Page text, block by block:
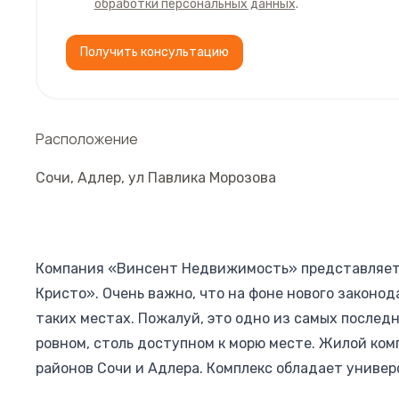
обработки персональных данных.
Получить консультацию
Расположение
Сочи, Адлер, ул Павлика Морозова
Компания «Винсент Недвижимость»
Кристо». Очень важно, что на фоне нового
таких местах. Пожалуй, это одно из самых
ровном, столь доступном к морю месте. Жилой
районов Сочи и Адлера. Комплекс обладает